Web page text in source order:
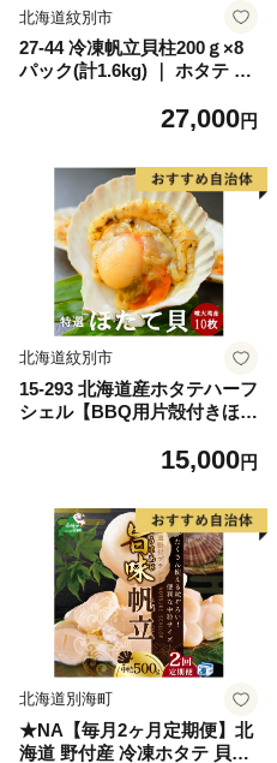
北海道紋別市
27-44 冷凍帆立貝柱200ｇ×8
パック(計1.6kg) ｜ ホタテ ほ
27,000円
北海道紋別市
15-293 北海道産ホタテハーフ
シェル【BBQ用片殻付きほた
15,000円
北海道別海町
★NA【毎月2ヶ月定期便】北
海道 野付産 冷凍ホタテ 貝柱